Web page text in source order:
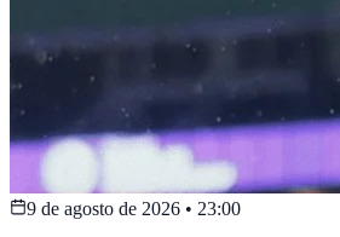
9 de agosto de 2026 • 23:00